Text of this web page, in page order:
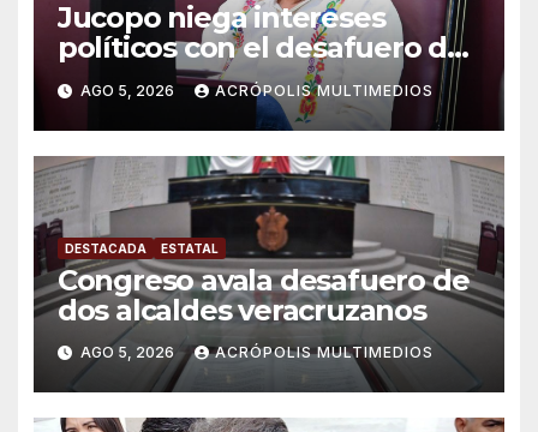
Jucopo niega intereses
políticos con el desafuero de
alcaldes
AGO 5, 2026 ACRÓPOLIS MULTIMEDIOS
DESTACADA ESTATAL
Congreso avala desafuero de
dos alcaldes veracruzanos
AGO 5, 2026 ACRÓPOLIS MULTIMEDIOS